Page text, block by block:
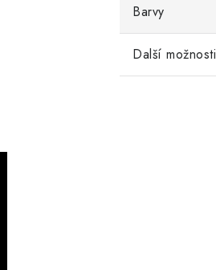
Barvy
Další možnosti